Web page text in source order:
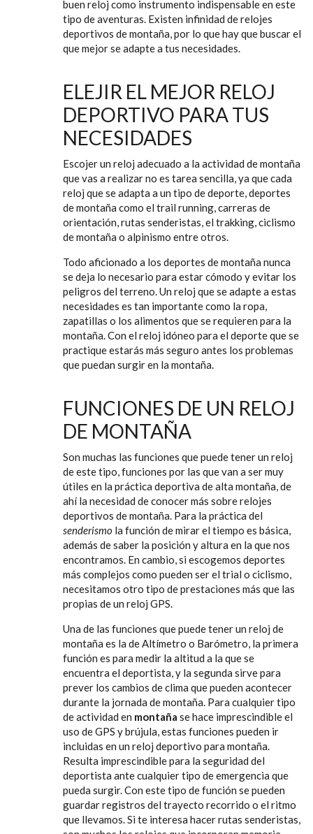
buen reloj como instrumento indispensable en este
tipo de aventuras. Existen infinidad de relojes
deportivos de montaña, por lo que hay que buscar el
que mejor se adapte a tus necesidades.
ELEJIR EL MEJOR RELOJ
DEPORTIVO PARA TUS
NECESIDADES
Escojer un reloj adecuado a la actividad de montaña
que vas a realizar no es tarea sencilla, ya que cada
reloj que se adapta a un tipo de deporte, deportes
de montaña como el trail running, carreras de
orientación, rutas senderistas, el trakking, ciclismo
de montaña o alpinismo entre otros.
Todo aficionado a los deportes de montaña nunca
se deja lo necesario para estar cómodo y evitar los
peligros del terreno. Un reloj que se adapte a estas
necesidades es tan importante como la ropa,
zapatillas o los alimentos que se requieren para la
montaña. Con el reloj idóneo para el deporte que se
practique estarás más seguro antes los problemas
que puedan surgir en la montaña.
FUNCIONES DE UN RELOJ
DE MONTAÑA
Son muchas las funciones que puede tener un reloj
de este tipo, funciones por las que van a ser muy
útiles en la práctica deportiva de alta montaña, de
ahí la necesidad de conocer más sobre relojes
deportivos de montaña. Para la práctica del
senderismo la función de mirar el tiempo es básica,
además de saber la posición y altura en la que nos
encontramos. En cambio, si escogemos deportes
más complejos como pueden ser el trial o ciclismo,
necesitamos otro tipo de prestaciones más que las
propias de un reloj GPS.
Una de las funciones que puede tener un reloj de
montaña es la de Altímetro o Barómetro, la primera
función es para medir la altitud a la que se
encuentra el deportista, y la segunda sirve para
prever los cambios de clima que pueden acontecer
durante la jornada de montaña. Para cualquier tipo
de actividad en montaña se hace imprescindible el
uso de GPS y brújula, estas funciones pueden ir
incluidas en un reloj deportivo para montaña.
Resulta imprescindible para la seguridad del
deportista ante cualquier tipo de emergencia que
pueda surgir. Con este tipo de función se pueden
guardar registros del trayecto recorrido o el ritmo
que llevamos. Si te interesa hacer rutas senderistas,